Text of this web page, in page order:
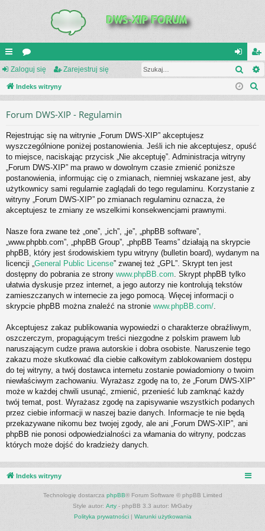
UI
C
IN
K
S
or
a
al
og
ar
ej
Zaloguj się Zarejestruj się
Indeks witryny
Forum DWS-XIP - Regulamin
Rejestrując się na witrynie „Forum DWS-XIP” akceptujesz
wyszczególnione poniżej postanowienia. Jeśli ich nie akceptujesz, opuść
to miejsce, naciskając przycisk „Nie akceptuję”. Administracja witryny
„Forum DWS-XIP” ma prawo w dowolnym czasie zmienić poniższe
postanowienia, informując cię o zmianach, niemniej wskazane jest, aby
użytkownicy sami regularnie zaglądali do tego regulaminu. Korzystanie z
witryny „Forum DWS-XIP” po zmianach regulaminu oznacza, że
akceptujesz te zmiany ze wszelkimi konsekwencjami prawnymi.
Nasze fora zwane też „one”, „ich”, „je”, „phpBB software”,
„www.phpbb.com”, „phpBB Group”, „phpBB Teams” działają na skrypcie
phpBB, który jest środowiskiem typu witryny (bulletin board), wydanym na
licencji „ General Public License” zwanej też „GPL”. Skrypt ten jest
dostępny do pobrania ze strony www.phpBB.com . Skrypt phpBB tylko
ułatwia dyskusje przez internet, a jego autorzy nie kontrolują tekstów
zamieszczanych w internecie za jego pomocą. Więcej informacji o
skrypcie phpBB można znaleźć na stronie www.phpBB.com/
Akceptujesz zakaz publikowania wypowiedzi o charakterze obraźliwym,
oszczerczym, propagującym treści niezgodne z polskim prawem lub
naruszającym cudze prawa autorskie i dobra osobiste. Naruszenie tego
zakazu może skutkować dla ciebie całkowitym zablokowaniem dostępu
do tej witryny, a twój dostawca internetu zostanie powiadomiony o twoim
niewłaściwym zachowaniu. Wyrażasz zgodę na to, że „Forum DWS-XIP”
może w każdej chwili usunąć, zmienić, przenieść lub zamknąć każdy
twój temat, post. Wyrażasz zgodę na zapisywanie wszystkich podanych
przez ciebie informacji w naszej bazie danych. Informacje te nie będą
przekazywane nikomu bez twojej zgody, ale ani „Forum DWS-XIP”, ani
phpBB nie ponosi odpowiedzialności za włamania do witryny, podczas
których może dojść do kradzieży danych.
Indeks witryny
Technologię dostarcza phpBB® Forum Software © phpBB Limited
Style autor: Arty - phpBB 3.3 autor: MrGaby
Polityka prywatności| Warunki użytkowania